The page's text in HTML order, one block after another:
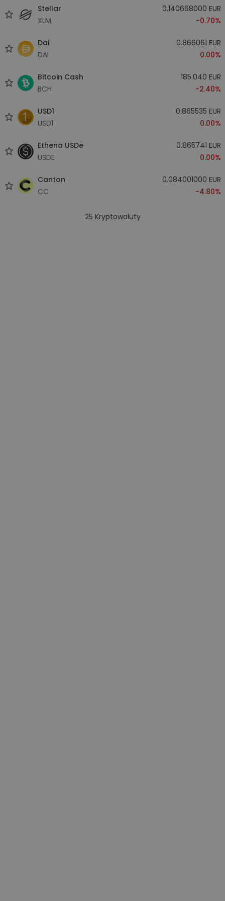
Stellar
XLM
0.140668000 EUR
-0.70%
Dai
DAI
0.866061 EUR
0.00%
Bitcoin Cash
BCH
185.040 EUR
-2.40%
USD1
USD1
0.865535 EUR
0.00%
Ethena USDe
USDE
0.865741 EUR
0.00%
Canton
CC
0.084001000 EUR
-4.80%
25 Kryptowaluty